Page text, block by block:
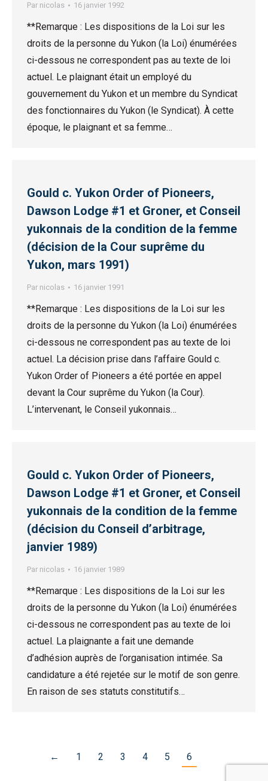
Par nicolas 16 janvier 1992
**Remarque : Les dispositions de la Loi sur les
droits de la personne du Yukon (la Loi) énumérées
ci-dessous ne correspondent pas au texte de loi
actuel. Le plaignant était un employé du
gouvernement du Yukon et un membre du Syndicat
des fonctionnaires du Yukon (le Syndicat). À cette
époque, le plaignant et sa femme…
Gould c. Yukon Order of Pioneers,
Dawson Lodge #1 et Groner, et Conseil
yukonnais de la condition de la femme
(décision de la Cour suprême du
Yukon, mars 1991)
Par nicolas 16 janvier 1991
**Remarque : Les dispositions de la Loi sur les
droits de la personne du Yukon (la Loi) énumérées
ci-dessous ne correspondent pas au texte de loi
actuel. La décision prise dans l’affaire Gould c.
Yukon Order of Pioneers a été portée en appel
devant la Cour suprême du Yukon (la Cour).
L’intervenant, le Conseil yukonnais…
Gould c. Yukon Order of Pioneers,
Dawson Lodge #1 et Groner, et Conseil
yukonnais de la condition de la femme
(décision du Conseil d’arbitrage,
janvier 1989)
Par nicolas 16 janvier 1989
**Remarque : Les dispositions de la Loi sur les
droits de la personne du Yukon (la Loi) énumérées
ci-dessous ne correspondent pas au texte de loi
actuel. La plaignante a fait une demande
d’adhésion auprès de l’organisation intimée. Sa
candidature a été rejetée sur le motif de son genre.
En raison de ses statuts constitutifs…
← 1 2 3 4 5 6